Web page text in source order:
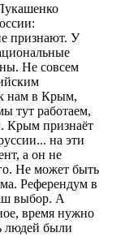
признают. У
Не совсем
нам в Крым,
тут работаем,
Крым признаёт
на эти
а он не
Не может быть
Референдум в
выбор. А
время нужно
людей были